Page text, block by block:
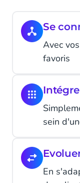
Se
Avec
favoris
sein
En